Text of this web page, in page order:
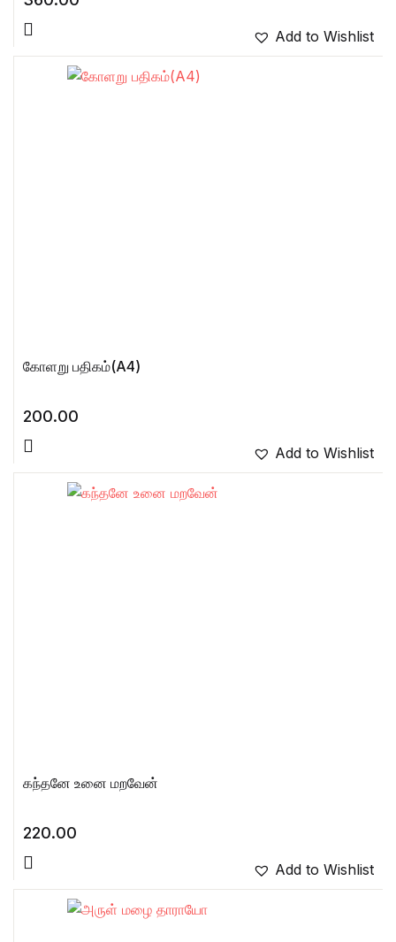
Add to Wishlist
கோளறு பதிகம்(A4)
200.00
Add to Wishlist
கந்தனே உனை மறவேன்
220.00
Add to Wishlist